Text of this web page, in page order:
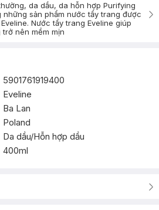
da dầu, da hỗn hợp Purifying
sản phẩm nước tẩy trang được
Nước tẩy trang Eveline giúp
nên mềm mịn
5901761919400
Eveline
Ba Lan
Poland
Da dầu/Hỗn hợp dầu
400ml